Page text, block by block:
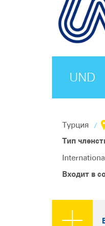
UND
Турция
Тип
Входит в